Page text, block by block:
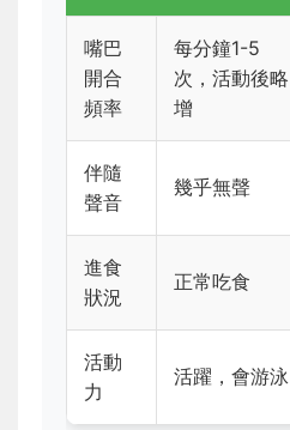
嘴巴
開合
頻率
每分鐘1-5
次，活動後略
增
伴隨
聲音
幾乎無聲
進食
狀況
正常吃食
活動
力
活躍，會游泳